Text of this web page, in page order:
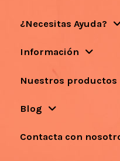
¿Necesitas Ayuda?
Información
Nuestros productos
Blog
Contacta con